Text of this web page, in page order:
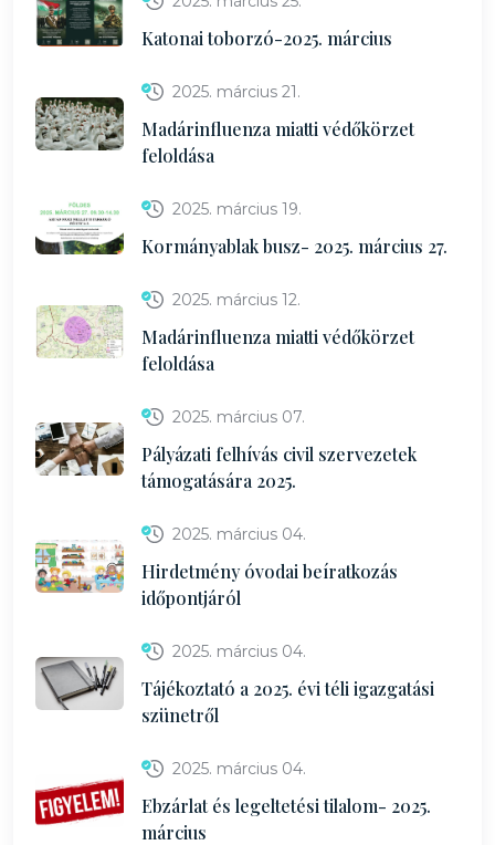
Katonai toborzó-2025. március
2025. március 21.
Madárinfluenza miatti védőkörzet
feloldása
2025. március 19.
Kormányablak busz- 2025. március 27.
2025. március 12.
Madárinfluenza miatti védőkörzet
feloldása
2025. március 07.
Pályázati felhívás civil szervezetek
támogatására 2025.
2025. március 04.
Hirdetmény óvodai beíratkozás
időpontjáról
2025. március 04.
Tájékoztató a 2025. évi téli igazgatási
szünetről
2025. március 04.
Ebzárlat és legeltetési tilalom- 2025.
március